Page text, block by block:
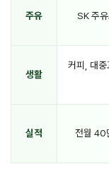
주유 SK 주
생활
커피, 대
실적 전월 40